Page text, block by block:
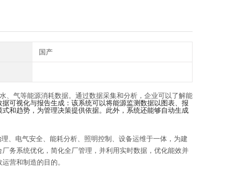
国产
、气等能源消耗数据。通过数据采集和分析，企业可以了解能
据可视化与报告生成：该系统可以将能源监测数据以图表、报
和趋势，为管理决策提供依据。此外，系统还能够自动生成
、电气安全、能耗分析、照明控制、设备运维于一体，为建
务系统优化，简化全厂管理，并利用实时数据，优化能效并
营和制造的目的。